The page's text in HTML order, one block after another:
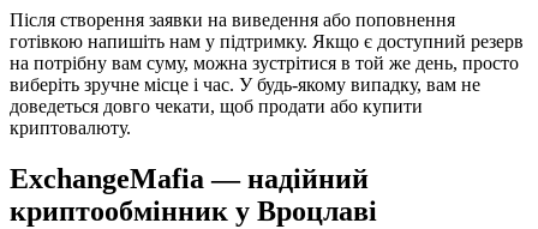
Після створення заявки на виведення або поповнення
готівкою напишіть нам у підтримку. Якщо є доступний резерв
на потрібну вам суму, можна зустрітися в той же день, просто
виберіть зручне місце і час. У будь-якому випадку, вам не
доведеться довго чекати, щоб продати або купити
криптовалюту.
ExchangeMafia — надійний
криптообмінник у Вроцлаві